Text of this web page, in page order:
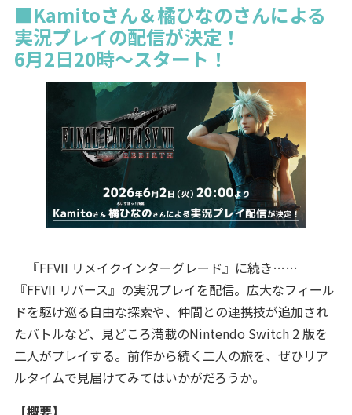
■Kamitoさん＆橘ひなのさんによる
実況プレイの配信が決定！
6月2日20時～スタート！
『FFVII リメイクインターグレード』に続き……
『FFVII リバース』の実況プレイを配信。広大なフィール
ドを駆け巡る自由な探索や、仲間との連携技が追加され
たバトルなど、見どころ満載のNintendo Switch 2 版を
二人がプレイする。前作から続く二人の旅を、ぜひリア
ルタイムで見届けてみてはいかがだろうか。
【概要】